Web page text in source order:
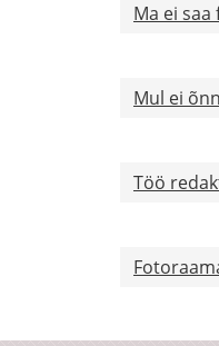
Ma ei
Mul ei
Töö